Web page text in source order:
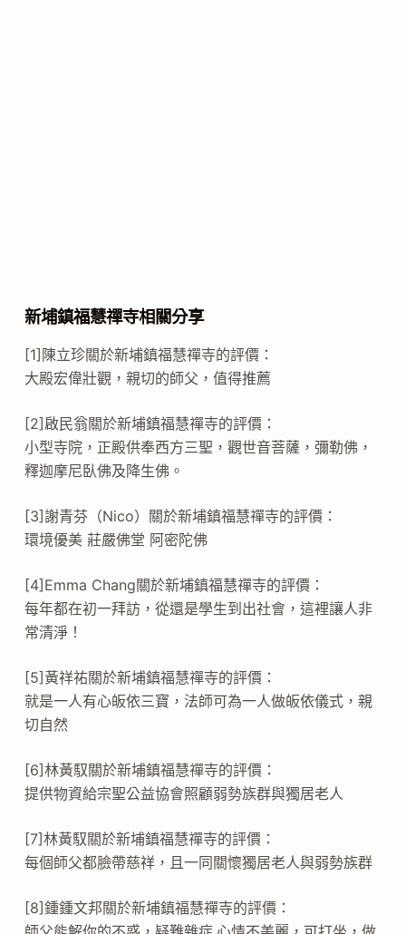
新埔鎮福慧禪寺相關分享
[1]陳立珍關於新埔鎮福慧禪寺的評價：
大殿宏偉壯觀，親切的師父，值得推薦
[2]啟民翁關於新埔鎮福慧禪寺的評價：
小型寺院，正殿供奉西方三聖，觀世音菩薩，彌勒佛，
釋迦摩尼臥佛及降生佛。
[3]謝青芬（Nico）關於新埔鎮福慧禪寺的評價：
環境優美 莊嚴佛堂 阿密陀佛
[4]Emma Chang關於新埔鎮福慧禪寺的評價：
每年都在初一拜訪，從還是學生到出社會，這裡讓人非
常清淨！
[5]黃祥祐關於新埔鎮福慧禪寺的評價：
就是一人有心皈依三寶，法師可為一人做皈依儀式，親
切自然
[6]林黃馭關於新埔鎮福慧禪寺的評價：
提供物資給宗聖公益協會照顧弱勢族群與獨居老人
[7]林黃馭關於新埔鎮福慧禪寺的評價：
每個師父都臉帶慈祥，且一同關懷獨居老人與弱勢族群
[8]鍾鍾文邦關於新埔鎮福慧禪寺的評價：